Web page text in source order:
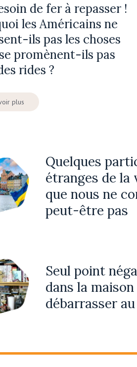
de fer à repasser !
les Américains ne
ils pas les choses
promènent-ils pas
rides ?
plus
Quelques
étranges de la
que nous ne
peut-être pas
Seul point
dans la
débarrasser